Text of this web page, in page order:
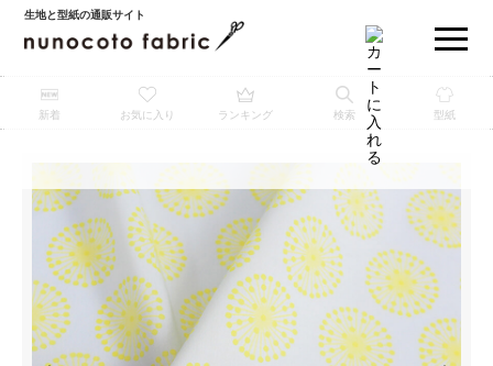
生地と型紙の通販サイト
新着 お気に入り ランキング 検索 型紙